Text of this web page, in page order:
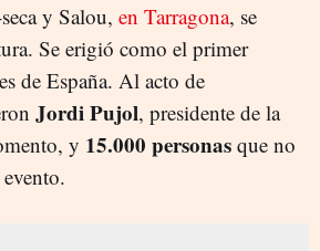
y Salou, en Tarragona, se
Se erigió como el primer
de España. Al acto de
Jordi Pujol, presidente de la
y 15.000 personas que no